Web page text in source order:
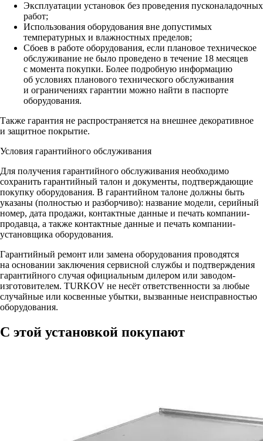
Эксплуатации установок без проведения пусконаладочных
работ;
Использования оборудования вне допустимых
температурных и влажностных пределов;
Сбоев в работе оборудования, если плановое техническое
обслуживание не было проведено в течение 18 месяцев
с момента покупки. Более подробную информацию
об условиях планового технического обслуживания
и ограничениях гарантии можно найти в паспорте
оборудования.
Также гарантия не распространяется на внешнее декоративное
и защитное покрытие.
Условия гарантийного обслуживания
Для получения гарантийного обслуживания необходимо
сохранить гарантийный талон и документы, подтверждающие
покупку оборудования. В гарантийном талоне должны быть
указаны (полностью и разборчиво): название модели, серийный
номер, дата продажи, контактные данные и печать компании-
продавца, а также контактные данные и печать компании-
установщика оборудования.
Гарантийный ремонт или замена оборудования проводятся
на основании заключения сервисной службы и подтверждения
гарантийного случая официальным дилером или заводом-
изготовителем. TURKOV не несёт ответственности за любые
случайные или косвенные убытки, вызванные неисправностью
оборудования.
С этой установкой покупают